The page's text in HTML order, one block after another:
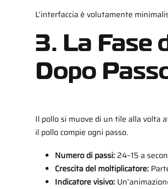
L’interfaccia è volutamente
3. La Fase
Dopo
Il pollo si muove di un tile alla volta
il pollo compie ogni passo.
Numero di passi:24–15 a
Crescita del moltiplicatore:
Indicatore visivo: